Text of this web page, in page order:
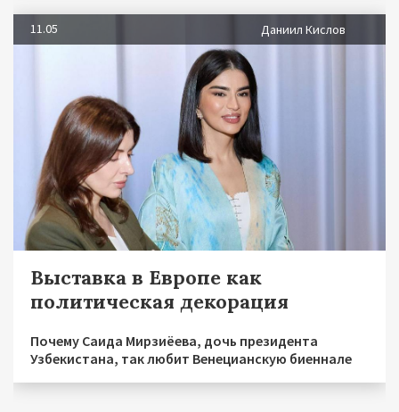
11.05 Даниил Кислов
Выставка в Европе как
политическая декорация
Почему Саида Мирзиёева, дочь президента
Узбекистана, так любит Венецианскую биеннале